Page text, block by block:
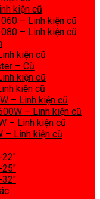
kiện cũ
– Linh kiện cũ
– Linh kiện cũ
kiện cũ
– Cũ
kiện cũ
kiện cũ
– Linh kiện cũ
– Linh kiện cũ
– Linh kiện cũ
– Linh kiện cũ